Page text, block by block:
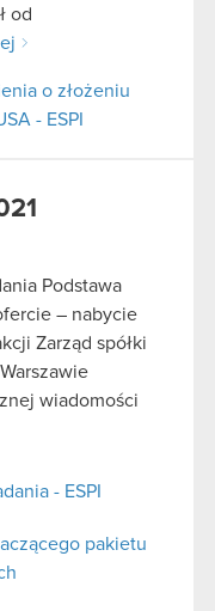
od
o złożeniu
- ESPI
Podstawa
– nabycie
Zarząd spółki
wiadomości
- ESPI
pakietu